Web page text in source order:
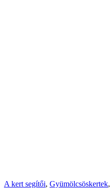
A kert segítői, Gyümölcsöskertek,